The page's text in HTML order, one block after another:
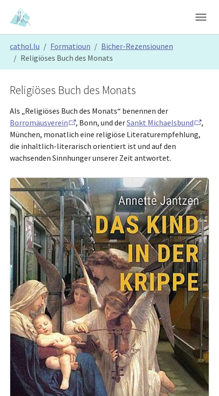
Skip to main content
Skip to page footer
cathol.lu Formatioun
Bicher-Rezensiounen
Religiöses Buch des Monats
Religiöses Buch des Monats
Als „Religiöses Buch des Monats“ benennen der
Borromäusverein
, Bonn, und derSankt Michaelsbund
,
München, monatlich eine religiöse Literaturempfehlung,
die inhaltlich-literarisch orientiert ist und auf den
wachsenden Sinnhunger unserer Zeit antwortet.